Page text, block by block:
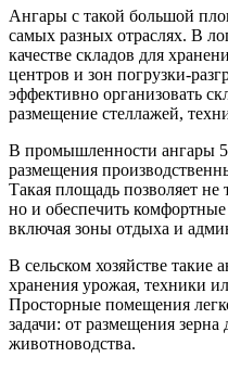
Ангары с такой большой
самых разных отраслях. В
качестве складов для
центров и зон погрузки-
эффективно организовать
размещение стеллажей,
В промышленности ангары
размещения
Такая площадь позволяет не
но и обеспечить
включая зоны отдыха и
В сельском хозяйстве такие
хранения урожая, техники
Просторные помещения
задачи: от размещения зерна
животноводства.